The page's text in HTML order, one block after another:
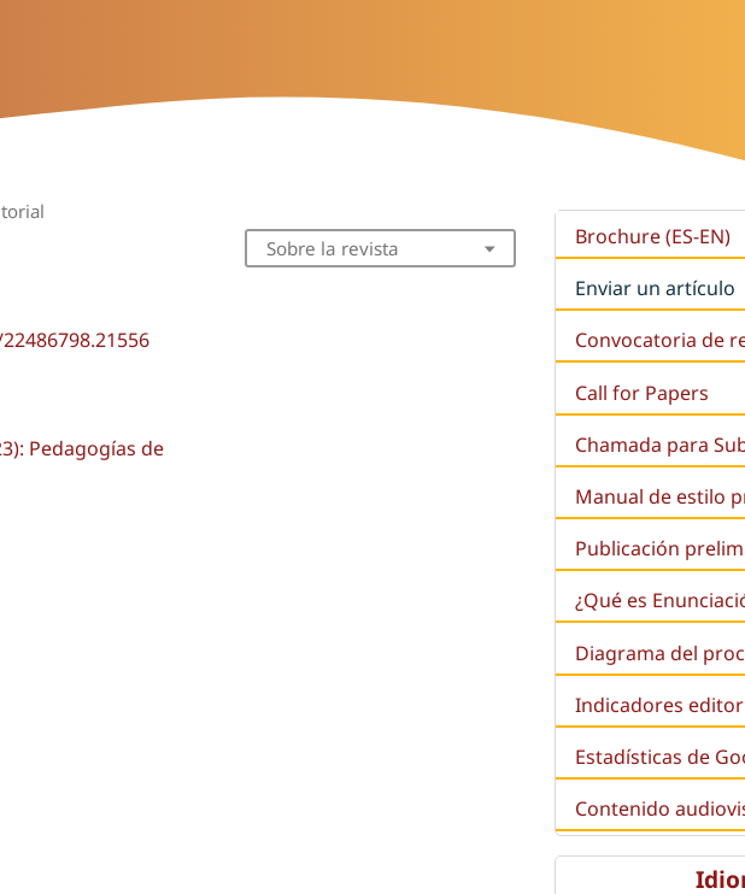
Pedagogías de
Sobre la revista
Brochure (ES-EN)
Enviar un artículo
Convocatoria de
Call for Papers
Chamada para
Manual de estilo
Publicación
¿Qué es
Diagrama del
Indicadores
Estadísticas de
Contenido